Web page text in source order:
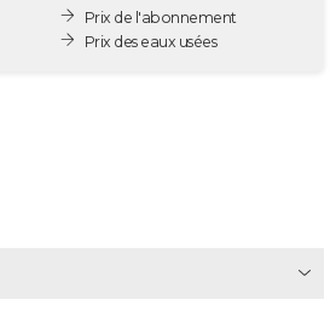
Prix de l'abonnement
Prix des eaux usées